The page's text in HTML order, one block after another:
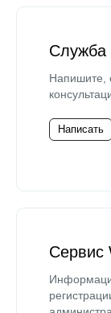
Служба
Напишите,
Написать
Сервис